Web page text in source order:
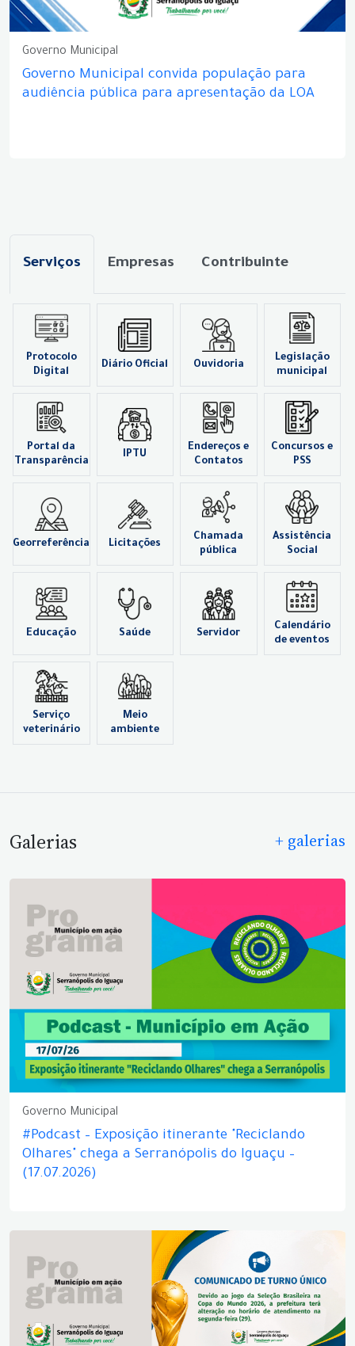
Governo Municipal
Governo Municipal convida população para
audiência pública para apresentação da LOA
Serviços Empresas Contribuinte
Protocolo
Digital
Diário Oficial Ouvidoria
Legislação
municipal
Portal da
Transparência
IPTU
Endereços e
Contatos
Concursos e
PSS
Georreferência Licitações
Chamada
pública
Assistência
Social
Educação Saúde Servidor
Calendário
de eventos
Serviço
veterinário
Meio
ambiente
Galerias + galerias
Governo Municipal
#Podcast – Exposição itinerante "Reciclando
Olhares" chega a Serranópolis do Iguaçu –
(17.07.2026)